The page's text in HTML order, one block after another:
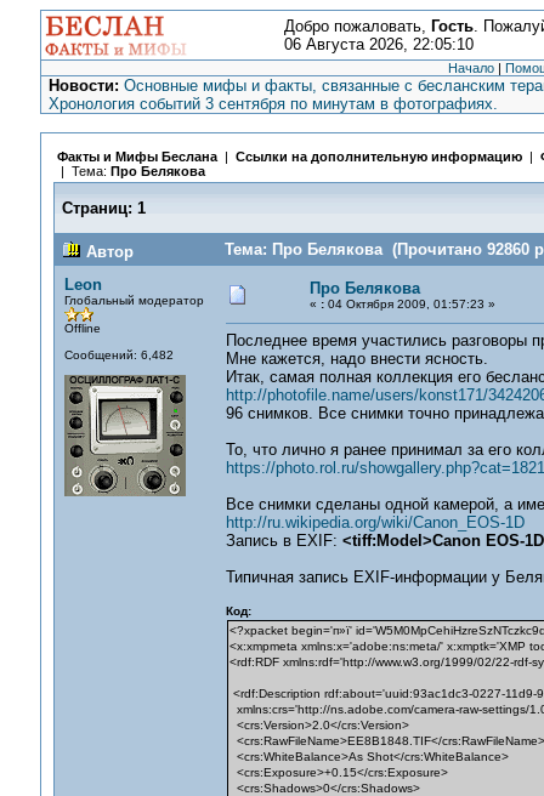
Добро пожаловать, Гость.
06 Августа 2026, 22:05:10
Начало |
Новости: Основные мифы и факты, связанные с бесланским
Хронология событий 3 сентября по минутам в фотографиях.
Факты и Мифы Беслана| Ссылки на дополнительную информацию|
| Тема: Про Белякова
Страниц: 1
Автор
Тема: Про Белякова (Прочитано 92860
Leon
Глобальный модератор
Offline
Сообщений: 6,482
Про Белякова
« :04 Октября 2009, 01:57:23 »
Последнее время участились разговоры
Мне кажется, надо внести ясность.
Итак, самая полная коллекция его
http://photofile.name/users/konst171/
96 снимков. Все снимки точно
То, что лично я ранее принимал за его
https://photo.rol.ru/
Все снимки сделаны одной камерой, а
http://ru.wikipedia.org/wiki/Canon_EOS-1D
Запись в EXIF: <tiff:Model>Canon EOS-
Типичная запись EXIF-информации у
Код:
<?xpacket begin='п»ї'
<x:xmpmeta xmlns:x='adobe:ns:meta/' x:xmptk='XMP
<rdf:RDF xmlns:rdf='http://www.w3.org/1999/02/22-rdf-
<rdf:Description rdf:about='uuid:93ac1dc3-0227-11d9-
xmlns:crs='http://ns.adobe.com/camera-raw-settings/
<crs:Version>2.0</crs:Version>
<crs:RawFileName>EE8B1848.TIF</crs:RawFileName>
<crs:WhiteBalance>As Shot</crs:WhiteBalance>
<crs:Exposure>+0.15</crs:Exposure>
<crs:Shadows>0</crs:Shadows>